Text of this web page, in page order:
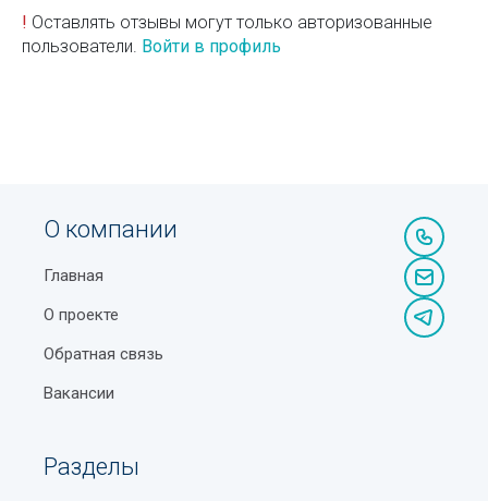
! Оставлять отзывы могут только авторизованные
пользователи. Войти в профиль
О компании
Главная
О проекте
Обратная связь
Вакансии
Разделы